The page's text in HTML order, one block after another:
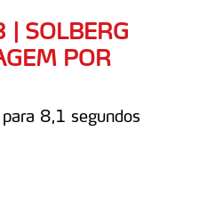
| SOLBERG
POR
8,1 segundos